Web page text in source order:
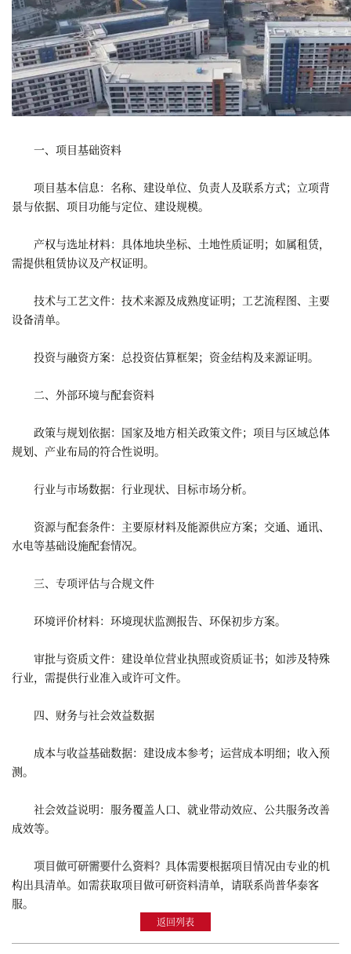
一、项目基础资料
项目基本信息：名称、建设单位、负责人及联系方式；立项背
景与依据、项目功能与定位、建设规模。
产权与选址材料：具体地块坐标、土地性质证明；如属租赁，
需提供租赁协议及产权证明。
技术与工艺文件：技术来源及成熟度证明；工艺流程图、主要
设备清单。
投资与融资方案：总投资估算框架；资金结构及来源证明。
二、外部环境与配套资料
政策与规划依据：国家及地方相关政策文件；项目与区域总体
规划、产业布局的符合性说明。
行业与市场数据：行业现状、目标市场分析。
资源与配套条件：主要原材料及能源供应方案；交通、通讯、
水电等基础设施配套情况。
三、专项评估与合规文件
环境评价材料：环境现状监测报告、环保初步方案。
审批与资质文件：建设单位营业执照或资质证书；如涉及特殊
行业，需提供行业准入或许可文件。
四、财务与社会效益数据
成本与收益基础数据：建设成本参考；运营成本明细；收入预
测。
社会效益说明：服务覆盖人口、就业带动效应、公共服务改善
成效等。
项目做可研需要什么资料？ 具体需要根据项目情况由专业的机
构出具清单。如需获取项目做可研资料清单，请联系尚普华泰客
服。
返回列表